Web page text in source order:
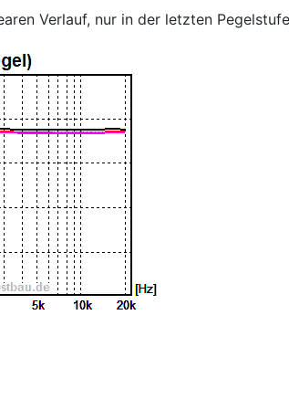
Verlauf, nur in der letzten